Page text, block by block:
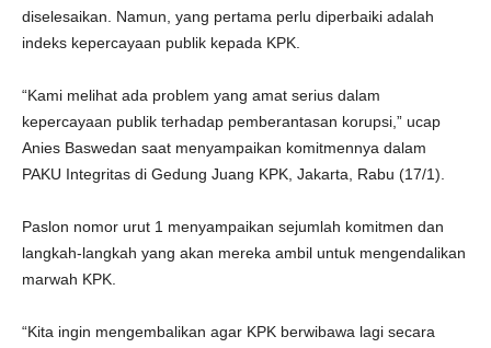
diselesaikan. Namun, yang pertama perlu diperbaiki adalah
indeks kepercayaan publik kepada KPK.
“Kami melihat ada problem yang amat serius dalam
kepercayaan publik terhadap pemberantasan korupsi,” ucap
Anies Baswedan saat menyampaikan komitmennya dalam
PAKU Integritas di Gedung Juang KPK, Jakarta, Rabu (17/1).
Paslon nomor urut 1 menyampaikan sejumlah komitmen dan
langkah-langkah yang akan mereka ambil untuk mengendalikan
marwah KPK.
“Kita ingin mengembalikan agar KPK berwibawa lagi secara